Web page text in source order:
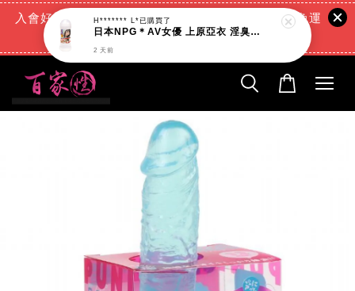
入會好禮:(消費滿888元=現折88元)+(滿666元超商免運
費)+(交易完成再送現金回饋)
H******* L*已購買了
日本NPG＊AV女優 上原亞衣 淫臭潤滑液_200ml
2 天前